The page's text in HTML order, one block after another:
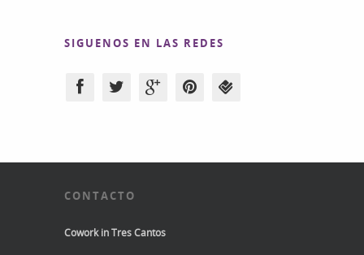
SIGUENOS EN LAS REDES
CONTACTO
Cowork in Tres Cantos